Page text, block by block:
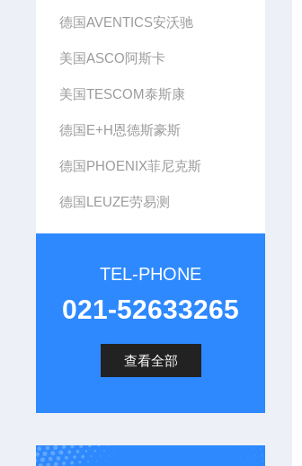
德国AVENTICS安沃驰
美国ASCO阿斯卡
美国TESCOM泰斯康
德国E+H恩德斯豪斯
德国PHOENIX菲尼克斯
德国LEUZE劳易测
TEL-PHONE
021-52633265
查看全部